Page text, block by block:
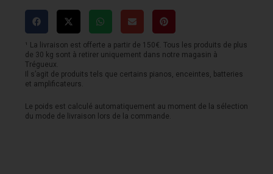
MEINL
Pure
Alloy
ride
20
Hammer
¹ La livraison est offerte a partir de 150€. Tous les produits de plus
de 30 kg sont à retirer uniquement dans notre magasin à
Trégueux.
Il s’agit de produits tels que certains pianos, enceintes, batteries
et amplificateurs.
Le poids est calculé automatiquement au moment de la sélection
du mode de livraison lors de la commande.